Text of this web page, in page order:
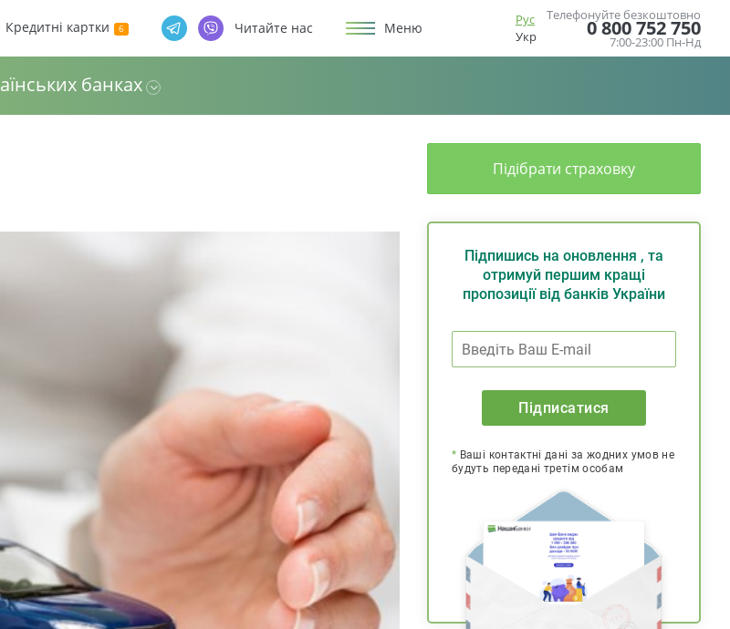
Кредитні картки Читайте нас Меню
Рус
Укр
Телефонуйте безкоштовно
0 800 752 750
7:00-23:00 Пн-Нд
банках
Підібрати страховку
Підпишись на оновлення , та
отримуй першим кращі
пропозиції від банків України
Підписатися
* Ваші контактні дані за жодних умов не
будуть передані третім особам